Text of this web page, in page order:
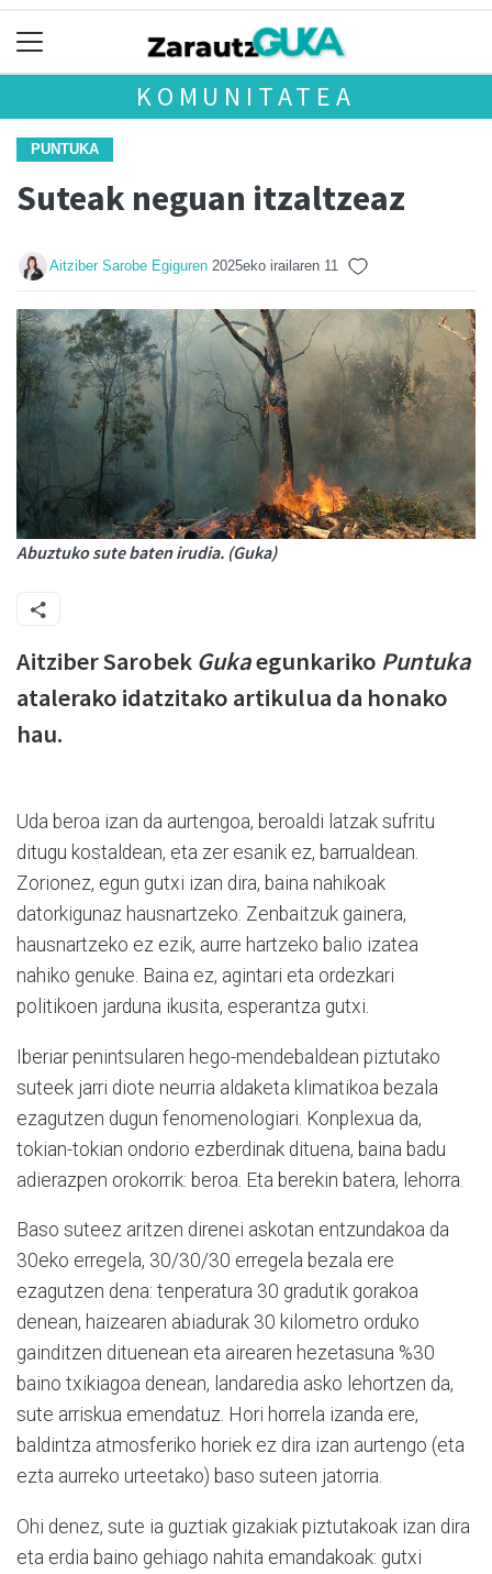
KOMUNITATEA
PUNTUKA
Suteak neguan itzaltzeaz
Aitziber Sarobe Egiguren 2025eko irailaren 11
Abuztuko sute baten irudia. (Guka)
Aitziber Sarobek Gukaegunkariko Puntuka
atalerako idatzitako artikulua da honako
hau.
Uda beroa izan da aurtengoa, beroaldi latzak sufritu
ditugu kostaldean, eta zer esanik ez, barrualdean.
Zorionez, egun gutxi izan dira, baina nahikoak
datorkigunaz hausnartzeko. Zenbaitzuk gainera,
hausnartzeko ez ezik, aurre hartzeko balio izatea
nahiko genuke. Baina ez, agintari eta ordezkari
politikoen jarduna ikusita, esperantza gutxi.
Iberiar penintsularen hego-mendebaldean piztutako
suteek jarri diote neurria aldaketa klimatikoa bezala
ezagutzen dugun fenomenologiari. Konplexua da,
tokian-tokian ondorio ezberdinak dituena, baina badu
adierazpen orokorrik: beroa. Eta berekin batera, lehorra.
Baso suteez aritzen direnei askotan entzundakoa da
30eko erregela, 30/30/30 erregela bezala ere
ezagutzen dena: tenperatura 30 gradutik gorakoa
denean, haizearen abiadurak 30 kilometro orduko
gainditzen dituenean eta airearen hezetasuna %30
baino txikiagoa denean, landaredia asko lehortzen da,
sute arriskua emendatuz. Hori horrela izanda ere,
baldintza atmosferiko horiek ez dira izan aurtengo (eta
ezta aurreko urteetako) baso suteen jatorria.
Ohi denez, sute ia guztiak gizakiak piztutakoak izan dira
eta erdia baino gehiago nahita emandakoak: gutxi